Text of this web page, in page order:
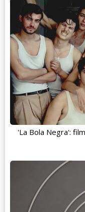
'La Bola Negra':